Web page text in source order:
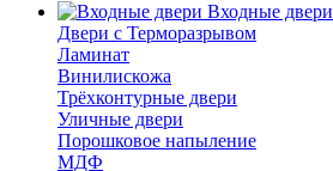
Входные двери
Двери с Терморазрывом
Ламинат
Винилискожа
Трёхконтурные двери
Уличные двери
Порошковое напыление
МДФ